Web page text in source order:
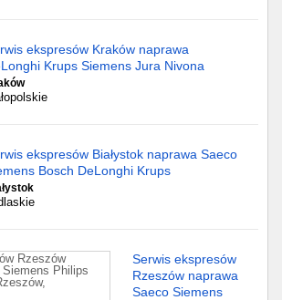
ekspresów Kraków naprawa
Krups Siemens Jura Nivona
ekspresów Białystok naprawa Saeco
Bosch DeLonghi Krups
Serwis ekspresów
Rzeszów naprawa
Saeco Siemens